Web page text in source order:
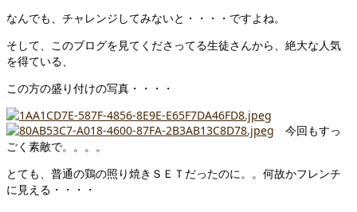
なんでも、チャレンジしてみないと・・・・ですよね。
そして、このブログを見てくださってる生徒さんから、絶大な人気
を得ている、
この方の盛り付けの写真・・・・
今回もすっ
ごく素敵で。。。。
とても、普通の鶏の照り焼きＳＥＴだったのに。。何故かフレンチ
に見える・・・・